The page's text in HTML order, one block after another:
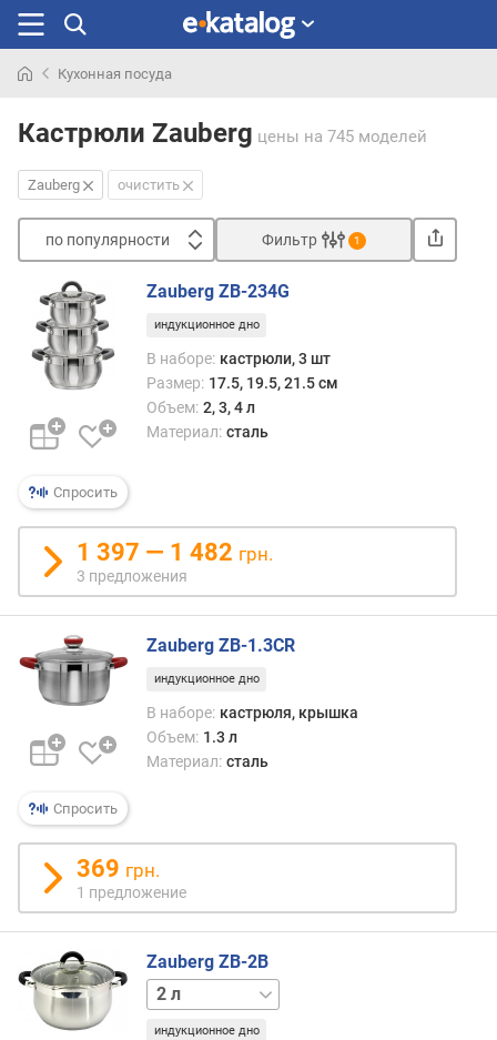
раньше
Кухонная посуда
Кастрюли Zauberg цены на 745 моделей
Zauberg очистить
по популярности
п
о
п
о
у
л
р
н
с
о
т
д
ш
е
ы
х
к
д
о
р
о
г
и
м
Фильтр 1
Спросить
Zauberg ZB-234G
индукционное дно
В наборе: кастрюли, 3 шт
Размер: 17.5, 19.5, 21.5 см
Объем: 2, 3, 4 л
Материал: сталь
1 397 — 1 482 грн.
3 предложения
Спросить
Zauberg ZB-1.3CR
индукционное дно
В наборе: кастрюля, крышка
Объем: 1.3 л
Материал: сталь
369 грн.
1 предложение
Zauberg ZB-2B
6 л
индукционное дно